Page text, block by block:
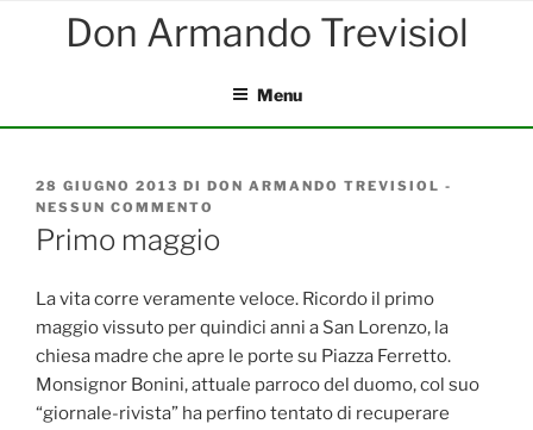
Menu
PUBBLICATO
IL
28 GIUGNO 2013 DI DON ARMANDO TREVISIOL -
NESSUN COMMENTO
MAGGIO
Primo maggio
La vita corre veramente veloce. Ricordo il primo
maggio vissuto per quindici anni a San Lorenzo, la
chiesa madre che apre le porte su Piazza Ferretto.
Monsignor Bonini, attuale parroco del duomo, col suo
“giornale-rivista” ha perfino tentato di recuperare